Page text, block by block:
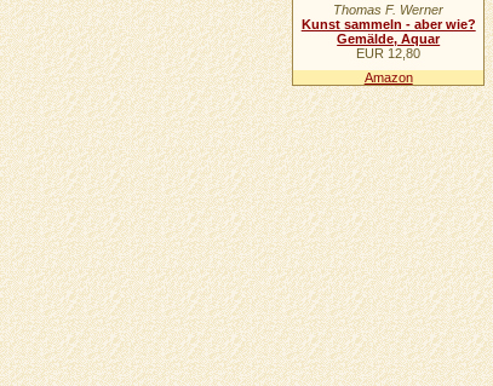
Thomas F. Werner
Kunst sammeln - aber wie?
Gemälde, Aquar
EUR 12,80
Amazon